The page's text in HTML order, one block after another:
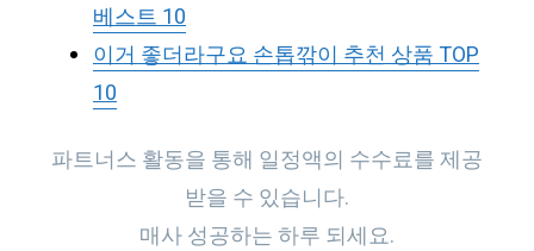
베스트 10
이거 좋더라구요 손톱깎이 추천 상품 TOP
10
파트너스 활동을 통해 일정액의 수수료를 제공
받을 수 있습니다.
매사 성공하는 하루 되세요.